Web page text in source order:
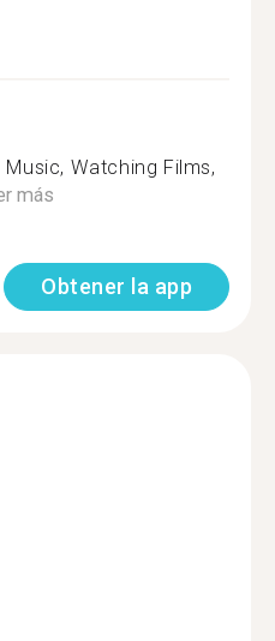
Watching Films,
más
Obtener la app